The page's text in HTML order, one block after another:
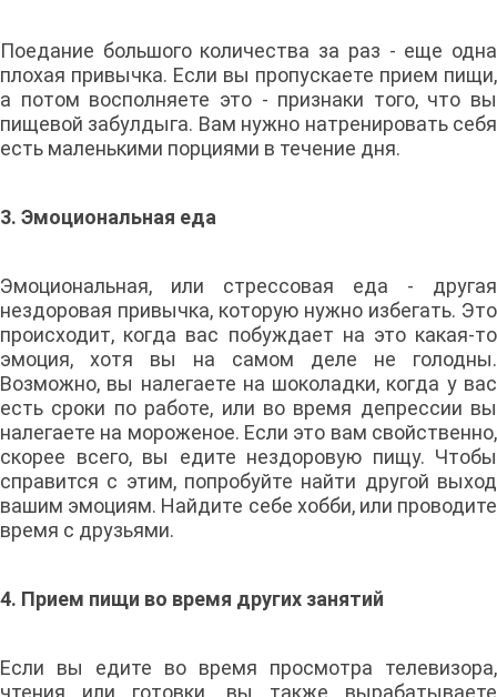
Поедание большого количества за раз - еще одна
плохая привычка. Если вы пропускаете прием пищи,
а потом восполняете это - признаки того, что вы
пищевой забулдыга. Вам нужно натренировать себя
есть маленькими порциями в течение дня.
3. Эмоциональная еда
Эмоциональная, или стрессовая еда - другая
нездоровая привычка, которую нужно избегать. Это
происходит, когда вас побуждает на это какая-то
эмоция, хотя вы на самом деле не голодны.
Возможно, вы налегаете на шоколадки, когда у вас
есть сроки по работе, или во время депрессии вы
налегаете на мороженое. Если это вам свойственно,
скорее всего, вы едите нездоровую пищу. Чтобы
справится с этим, попробуйте найти другой выход
вашим эмоциям. Найдите себе хобби, или проводите
время с друзьями.
4. Прием пищи во время других занятий
Если вы едите во время просмотра телевизора,
чтения или готовки, вы также вырабатываете